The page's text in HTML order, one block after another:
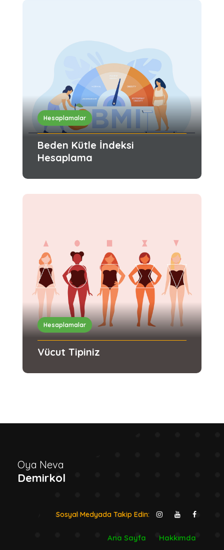
Hesaplamalar
Beden Kütle İndeksi
Hesaplama
Hesaplamalar
Vücut Tipiniz
Oya Neva
Demirkol
Sosyal Medyada Takip Edin:
Ana Sayfa Hakkımda